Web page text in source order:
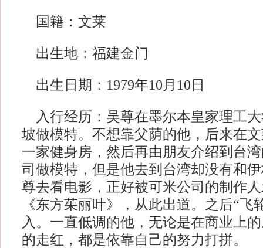
国籍：文莱
出生地：福建金门
出生日期：1979年10月10日
入行经历：吴尊在墨尔本皇家理工
坡做模特。不想靠父荫的他，后来在
一家健身房，然后再由朋友介绍到台
司做模特，但是他去到台湾却没有和
尊去看电影，正好被可米公司的制作
《东方茱丽叶》，从此出道。之后“飞
入。一直低调的他，无论是在商业上
的走红，都是依靠自己的努力打拼。